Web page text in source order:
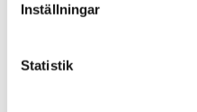
Inställningar
Statistik